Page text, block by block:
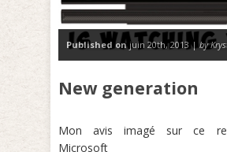
Published on juin 20th, 2013 | by
New generation
Mon avis imagé sur ce
Microsoft